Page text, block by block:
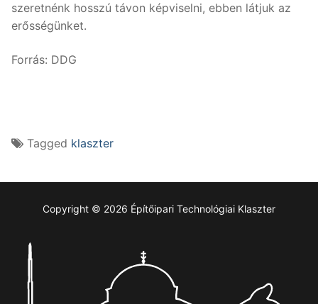
szeretnénk hosszú távon képviselni, ebben látjuk az
erősségünket.
Forrás: DDG
Tagged klaszter
Copyright © 2026 Építőipari Technológiai Klaszter